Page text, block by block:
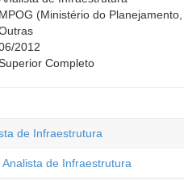
MPOG (Ministério do
2012
Completo
de Infraestrutura
de Infraestrutura